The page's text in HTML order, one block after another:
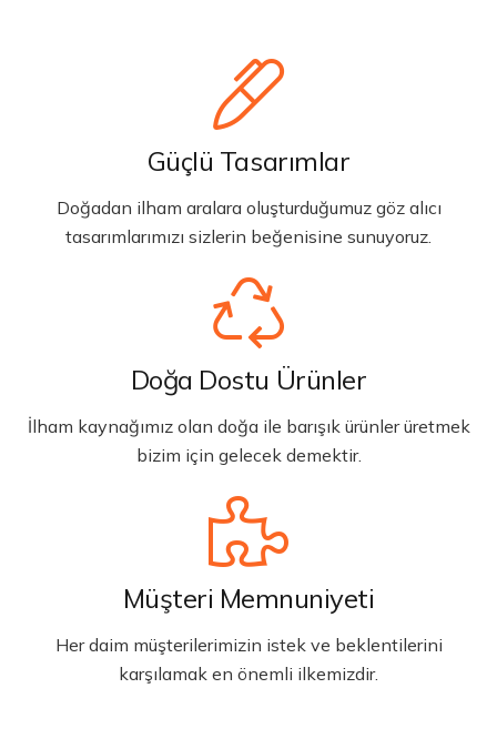
Güçlü Tasarımlar
Doğadan ilham aralara oluşturduğumuz göz alıcı
tasarımlarımızı sizlerin beğenisine sunuyoruz.
Doğa Dostu Ürünler
İlham kaynağımız olan doğa ile barışık ürünler üretmek
bizim için gelecek demektir.
Müşteri Memnuniyeti
Her daim müşterilerimizin istek ve beklentilerini
karşılamak en önemli ilkemizdir.